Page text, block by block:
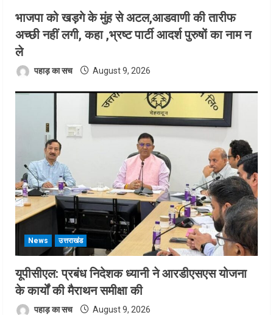
भाजपा को खड़गे के मुंह से अटल,आडवाणी की तारीफ
अच्छी नहीं लगी, कहा ,भ्रष्ट पार्टी आदर्श पुरुषों का नाम न
ले
पहाड़ का सच August 9, 2026
News उत्तराखंड
यूपीसीएल: प्रबंध निदेशक ध्यानी ने आरडीएसएस योजना
के कार्यों की मैराथन समीक्षा की
पहाड़ का सच August 9, 2026